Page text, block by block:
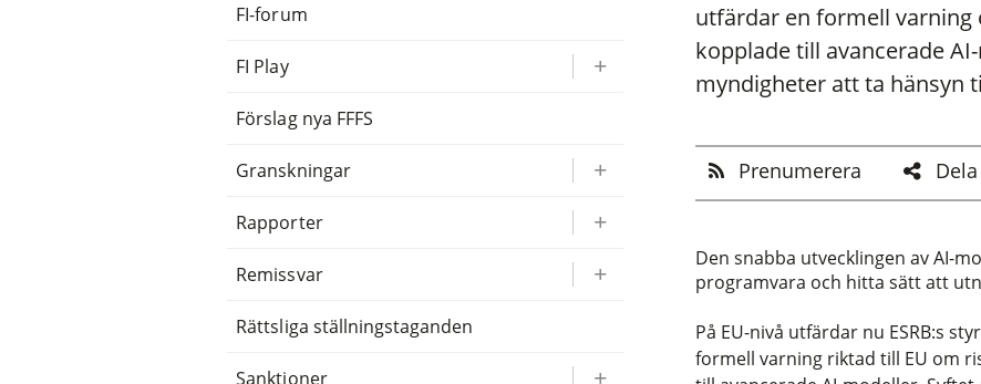
utfärdar en formell
kopplade till avancerade
myndigheter att ta hänsyn
Prenumerera
Den snabba utvecklingen av AI-
programvara och hitta sätt att
På EU-nivå utfärdar nu ESRB:s
formell varning riktad till EU om
FI-forum
FI Play
Förslag nya FFFS
Granskningar
Rapporter
Remissvar
Rättsliga ställningstaganden
Sanktioner